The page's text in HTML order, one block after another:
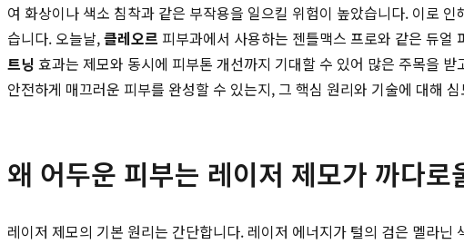
여 화상이나 색소 침착과 같은 부작용을 일으킬 위험이 높았습니다. 이로
습니다. 오늘날,클레오르 피부과에서 사용하는 젠틀맥스 프로와 같은 듀얼
트닝 효과는 제모와 동시에 피부톤 개선까지 기대할 수 있어 많은 주목을 받
안전하게 매끄러운 피부를 완성할 수 있는지, 그 핵심 원리와 기술에 대해
왜 어두운 피부는 레이저 제모가 까다로
레이저 제모의 기본 원리는 간단합니다. 레이저 에너지가 털의 검은 멜라